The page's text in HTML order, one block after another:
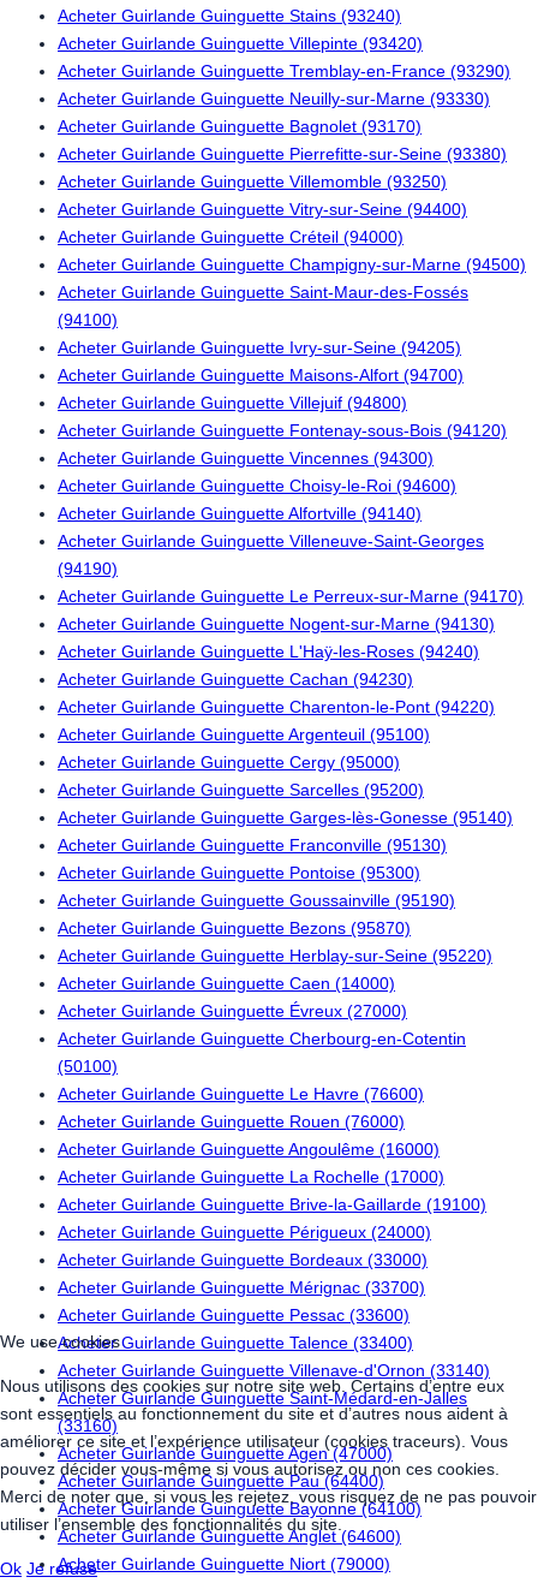
Acheter Guirlande Guinguette Stains (93240)
Acheter Guirlande Guinguette Villepinte (93420)
Acheter Guirlande Guinguette Tremblay-en-France (93290)
Acheter Guirlande Guinguette Neuilly-sur-Marne (93330)
Acheter Guirlande Guinguette Bagnolet (93170)
Acheter Guirlande Guinguette Pierrefitte-sur-Seine (93380)
Acheter Guirlande Guinguette Villemomble (93250)
Acheter Guirlande Guinguette Vitry-sur-Seine (94400)
Acheter Guirlande Guinguette Créteil (94000)
Acheter Guirlande Guinguette Champigny-sur-Marne (94500)
Acheter Guirlande Guinguette Saint-Maur-des-Fossés
(94100)
Acheter Guirlande Guinguette Ivry-sur-Seine (94205)
Acheter Guirlande Guinguette Maisons-Alfort (94700)
Acheter Guirlande Guinguette Villejuif (94800)
Acheter Guirlande Guinguette Fontenay-sous-Bois (94120)
Acheter Guirlande Guinguette Vincennes (94300)
Acheter Guirlande Guinguette Choisy-le-Roi (94600)
Acheter Guirlande Guinguette Alfortville (94140)
Acheter Guirlande Guinguette Villeneuve-Saint-Georges
(94190)
Acheter Guirlande Guinguette Le Perreux-sur-Marne (94170)
Acheter Guirlande Guinguette Nogent-sur-Marne (94130)
Acheter Guirlande Guinguette L'Haÿ-les-Roses (94240)
Acheter Guirlande Guinguette Cachan (94230)
Acheter Guirlande Guinguette Charenton-le-Pont (94220)
Acheter Guirlande Guinguette Argenteuil (95100)
Acheter Guirlande Guinguette Cergy (95000)
Acheter Guirlande Guinguette Sarcelles (95200)
Acheter Guirlande Guinguette Garges-lès-Gonesse (95140)
Acheter Guirlande Guinguette Franconville (95130)
Acheter Guirlande Guinguette Pontoise (95300)
Acheter Guirlande Guinguette Goussainville (95190)
Acheter Guirlande Guinguette Bezons (95870)
Acheter Guirlande Guinguette Herblay-sur-Seine (95220)
Acheter Guirlande Guinguette Caen (14000)
Acheter Guirlande Guinguette Évreux (27000)
Acheter Guirlande Guinguette Cherbourg-en-Cotentin
(50100)
Acheter Guirlande Guinguette Le Havre (76600)
Acheter Guirlande Guinguette Rouen (76000)
Acheter Guirlande Guinguette Angoulême (16000)
Acheter Guirlande Guinguette La Rochelle (17000)
Acheter Guirlande Guinguette Brive-la-Gaillarde (19100)
Acheter Guirlande Guinguette Périgueux (24000)
Acheter Guirlande Guinguette Bordeaux (33000)
Acheter Guirlande Guinguette Mérignac (33700)
Acheter Guirlande Guinguette Pessac (33600)
Acheter Guirlande Guinguette Talence (33400)
Acheter Guirlande Guinguette Villenave-d'Ornon (33140)
Acheter Guirlande Guinguette Saint-Médard-en-Jalles
(33160)
Acheter Guirlande Guinguette Agen (47000)
Acheter Guirlande Guinguette Pau (64400)
Acheter Guirlande Guinguette Bayonne (64100)
Acheter Guirlande Guinguette Anglet (64600)
Acheter Guirlande Guinguette Niort (79000)
We use cookies
Nous utilisons des cookies sur notre site web. Certains d’entre eux
sont essentiels au fonctionnement du site et d’autres nous aident à
améliorer ce site et l’expérience utilisateur (cookies traceurs). Vous
pouvez décider vous-même si vous autorisez ou non ces cookies.
Merci de noter que, si vous les rejetez, vous risquez de ne pas pouvoir
utiliser l’ensemble des fonctionnalités du site.
Ok Je refuse